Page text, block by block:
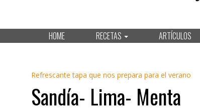
HOME RECETAS ARTÍCULOS
Refrescante tapa que nos prepara para el verano
Sandía- Lima- Menta